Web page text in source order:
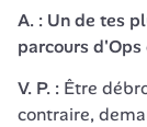
A. : Un de tes
parcours d'Ops
V. P. : Être
contraire,